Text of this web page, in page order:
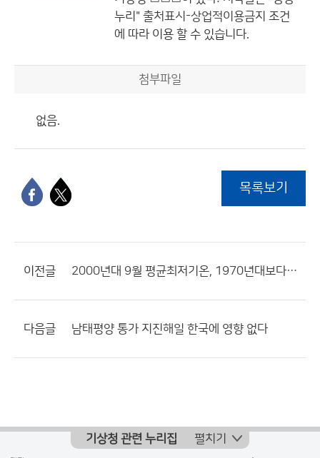
누리" 출처표시-상업적이용금지 조건
에 따라 이용 할 수 있습니다.
첨부파일
없음.
목록보기
이전글 2000년대 9월 평균최저기온, 1970년대보다 1.3℃ ↑
다음글 남태평양 통가 지진해일 한국에 영향 없다
기상청 관련 누리집 펼치기